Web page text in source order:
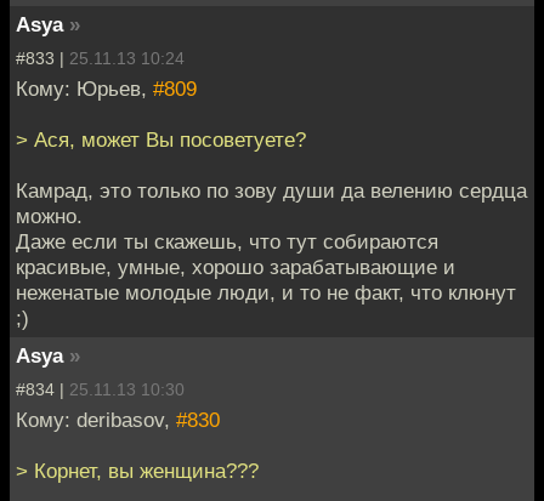
Asya »
#833 | 25.11.13 10:24
Кому: Юрьев, #809
> Ася, может Вы посоветуете?
Камрад, это только по зову души да велению сердца
можно.
Даже если ты скажешь, что тут собираются
красивые, умные, хорошо зарабатывающие и
неженатые молодые люди, и то не факт, что клюнут
;)
Asya »
#834 | 25.11.13 10:30
Кому: deribasov, #830
> Корнет, вы женщина???